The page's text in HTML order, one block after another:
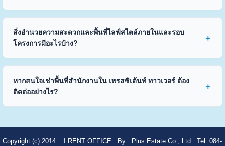
สิ่งอำนวยความสะดวกและพื้นที่ไลฟ์สไตล์ภายในและรอบ
โครงการมีอะไรบ้าง?
หากสนใจเช่าพื้นที่สำนักงานใน เพรสซิเด้นท์ ทาวเวอร์ ต้อง
ติดต่ออย่างไร?
Copyright (c) 2014 I RENT OFFICE By : Plus Estate Co., Ltd. Tel. 084-